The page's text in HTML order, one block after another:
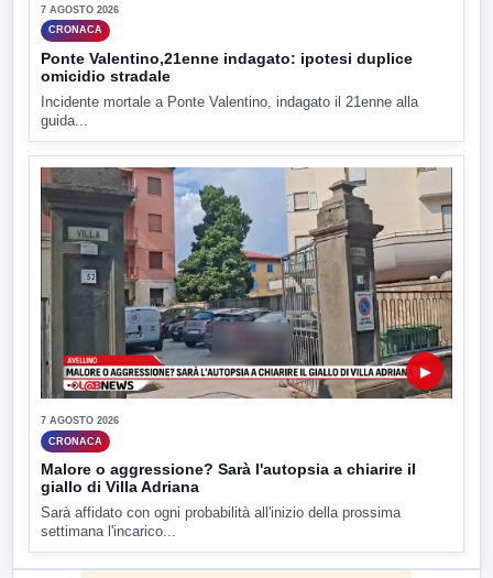
7 AGOSTO 2026
CRONACA
Ponte Valentino,21enne indagato: ipotesi duplice
omicidio stradale
Incidente mortale a Ponte Valentino, indagato il 21enne alla
guida...
▶
7 AGOSTO 2026
CRONACA
Malore o aggressione? Sarà l'autopsia a chiarire il
giallo di Villa Adriana
Sarà affidato con ogni probabilità all'inizio della prossima
settimana l'incarico...